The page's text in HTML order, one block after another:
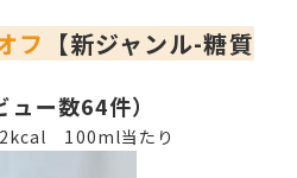
フ 【新ジャンル-糖質
ー数64件）
100ml当たり